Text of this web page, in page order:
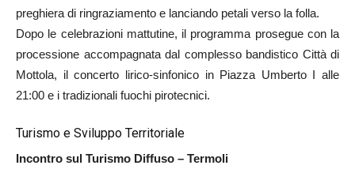
preghiera di ringraziamento e lanciando petali verso la folla.
Dopo le celebrazioni mattutine, il programma prosegue con la
processione accompagnata dal complesso bandistico Città di
Mottola, il concerto lirico‑sinfonico in Piazza Umberto I alle
21:00 e i tradizionali fuochi pirotecnici.
Turismo e Sviluppo Territoriale
Incontro sul Turismo Diffuso – Termoli